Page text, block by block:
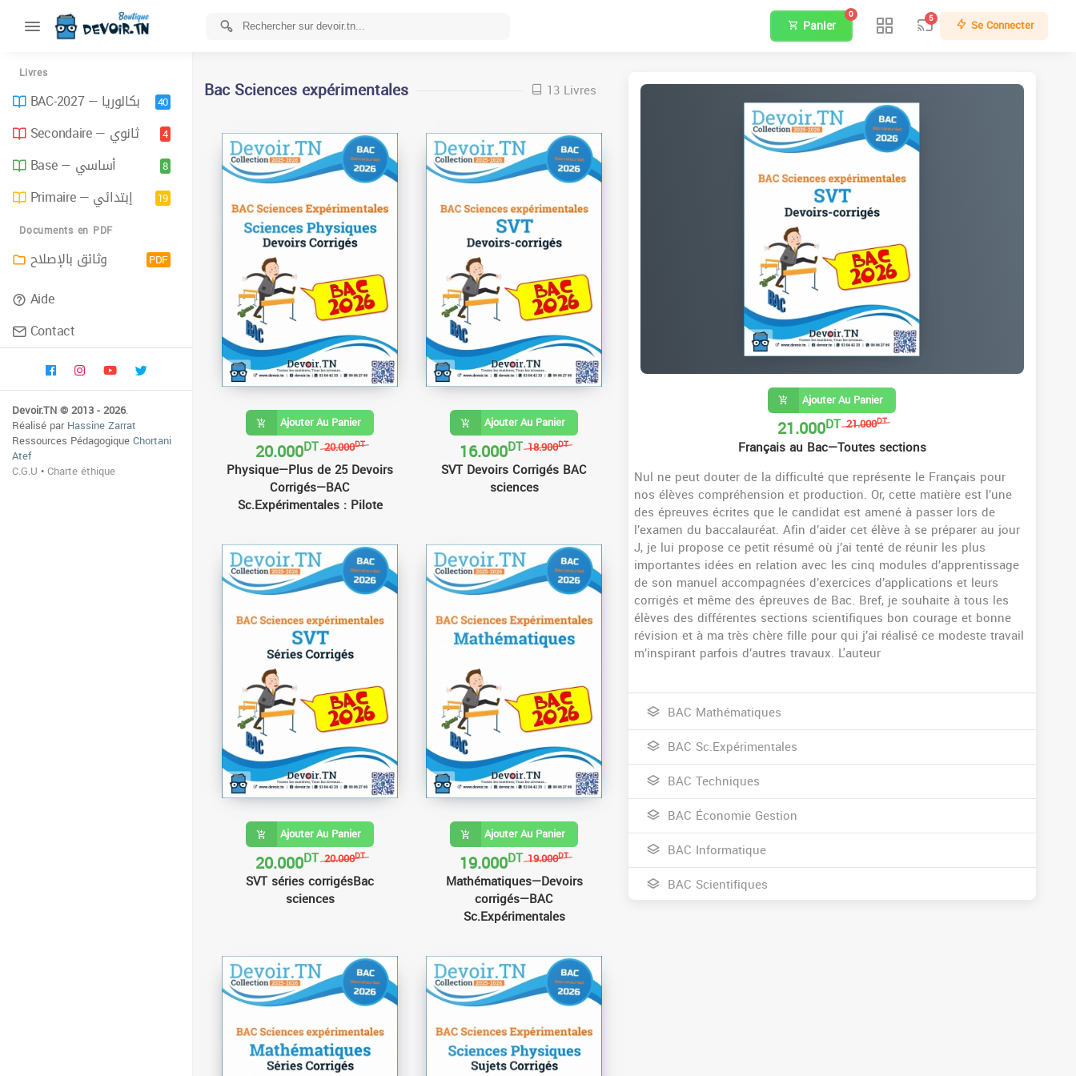
Livres
BAC-2027 — بكالوريا 40
Secondaire — ثانوي 4
Base — أساسي 8
Primaire — إبتدائي 19
Documents en PDF
وثائق بالإصلاح PDF
Aide
Contact
Devoir.TN © 2013 - 2026.
Réalisé parHassine Zarrat
Ressources PédagogiqueChortani
Atef
C.G.U •Charte éthique
Panier
0 5 Se Connecter
Bac Sciences expérimentales 13 Livres
Ajouter Au Panier
20.000DT
20.000DT
Physique—Plus de 25 Devoirs
Corrigés—BAC
Sc.Expérimentales : Pilote
Ajouter Au Panier
18.900DT
16.000DT
SVT Devoirs Corrigés BAC
sciences
Ajouter Au Panier
20.000DT
20.000DT
SVT séries corrigésBac
sciences
Ajouter Au Panier
19.000DT
19.000DT
Mathématiques—Devoirs
corrigés—BAC
Sc.Expérimentales
Ajouter Au Panier
21.000DT
21.000DT
Français au Bac—Toutes sections
Nul ne peut douter de la difficulté que représente le Français pour
nos élèves compréhension et production. Or, cette matière est l’une
des épreuves écrites que le candidat est amené à passer lors de
l’examen du baccalauréat. Afin d’aider cet élève à se préparer au jour
J, je lui propose ce petit résumé où j’ai tenté de réunir les plus
importantes idées en relation avec les cinq modules d’apprentissage
de son manuel accompagnées d’exercices d’applications et leurs
corrigés et même des épreuves de Bac. Bref, je souhaite à tous les
élèves des différentes sections scientifiques bon courage et bonne
révision et à ma très chère fille pour qui j’ai réalisé ce modeste travail
m’inspirant parfois d’autres travaux. L'auteur
BAC Mathématiques
BAC Sc.Expérimentales
BAC Techniques
BAC Économie Gestion
BAC Informatique
BAC Scientifiques